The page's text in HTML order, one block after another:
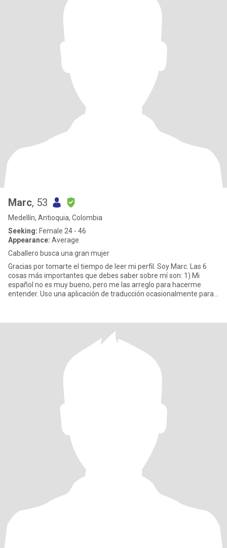
Marc, 53
Medellín, Antioquia, Colombia
Seeking: Female 24 - 46
Appearance: Average
Caballero busca una gran mujer
Gracias por tomarte el tiempo de leer mi perfil. Soy Marc. Las 6
cosas más importantes que debes saber sobre mí son: 1) Mi
español no es muy bueno, pero me las arreglo para hacerme
entender. Uso una aplicación de traducción ocasionalmente para